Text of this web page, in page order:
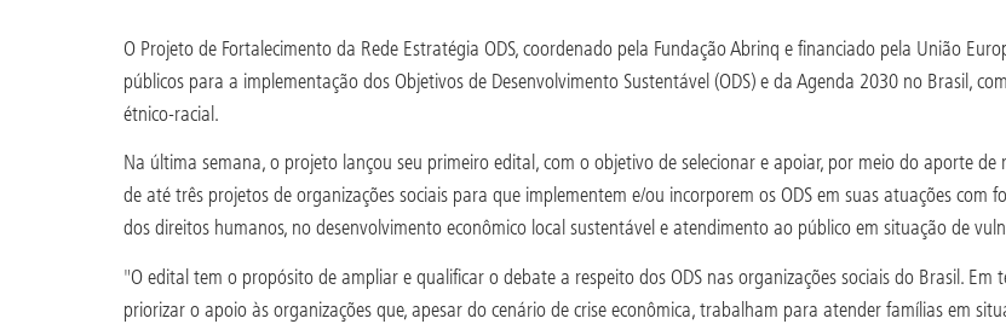
O Projeto de Fortalecimento da Rede Estratégia ODS, coordenado pela Fundação Abrinq e financiado pela União
públicos para a implementação dos Objetivos de Desenvolvimento Sustentável (ODS) e da Agenda 2030 no Brasil,
étnico-racial.
Na última semana, o projeto lançou seu primeiro edital, com o objetivo de selecionar e apoiar, por meio do aporte
de até três projetos de organizações sociais para que implementem e/ou incorporem os ODS em suas atuações
dos direitos humanos, no desenvolvimento econômico local sustentável e atendimento ao público em situação de
"O edital tem o propósito de ampliar e qualificar o debate a respeito dos ODS nas organizações sociais do Brasil.
priorizar o apoio às organizações que, apesar do cenário de crise econômica, trabalham para atender famílias em